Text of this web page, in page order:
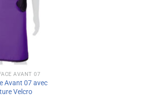
AVANT 07
Avant 07 avec
Velcro